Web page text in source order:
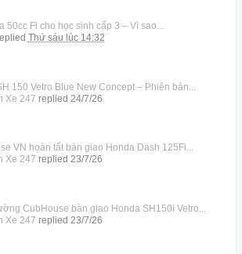
50cc Fi cho học sinh cấp 3 – Vì sao...
Thứ sáu lúc 14:32
150 Vetro Blue New Concept – Phiên bản...
Xe 247 replied 24/7/26
VN hoàn tất bàn giao Honda Dash 125Fi...
Xe 247 replied 23/7/26
CubHouse bàn giao Honda SH150i Vetro...
Xe 247 replied 23/7/26